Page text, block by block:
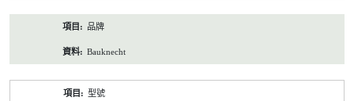
品牌
Bauknecht
型號